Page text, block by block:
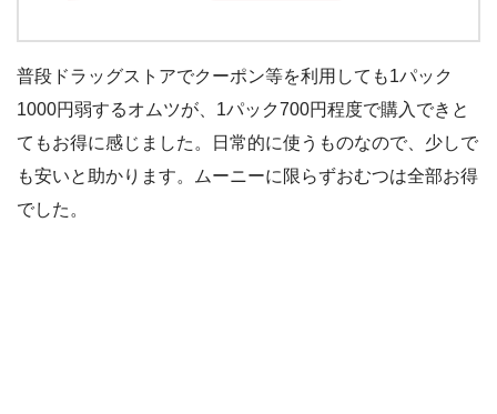
普段ドラッグストアでクーポン等を利用しても1パック
1000円弱するオムツが、1パック700円程度で購入できと
てもお得に感じました。日常的に使うものなので、少しで
も安いと助かります。ムーニーに限らずおむつは全部お得
でした。